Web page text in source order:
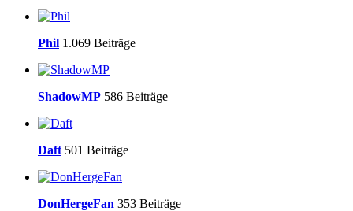
Phil 1.069 Beiträge
ShadowMP 586 Beiträge
Daft 501 Beiträge
DonHergeFan 353 Beiträge